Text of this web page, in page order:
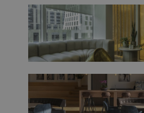
Luxe kantoorinrichting
Duurzame